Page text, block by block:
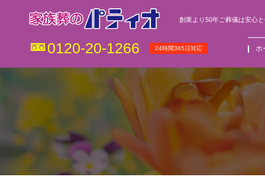
創業より50年ご葬儀は安心
0120-20-1266 24時間365日対応 ホ